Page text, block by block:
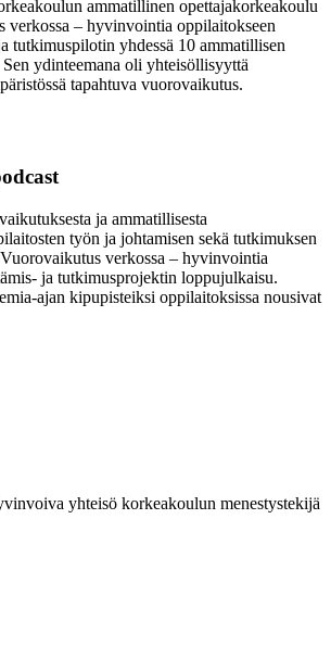
ammatillinen opettajakorkeakoulu
verkossa – hyvinvointia oppilaitokseen
tutkimuspilotin yhdessä 10 ammatillisen
ydinteemana oli yhteisöllisyyttä
tapahtuva vuorovaikutus.
ja ammatillisesta
työn ja johtamisen sekä tutkimuksen
verkossa – hyvinvointia
ja tutkimusprojektin loppujulkaisu.
ajan kipupisteiksi oppilaitoksissa nousivat
yhteisö korkeakoulun menestystekijä